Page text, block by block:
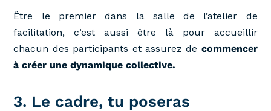
Être le premier dans la salle de l’atelier de
facilitation, c’est aussi être là pour accueillir
chacun des participants et assurez de commencer
à créer une dynamique collective.
3. Le cadre, tu poseras